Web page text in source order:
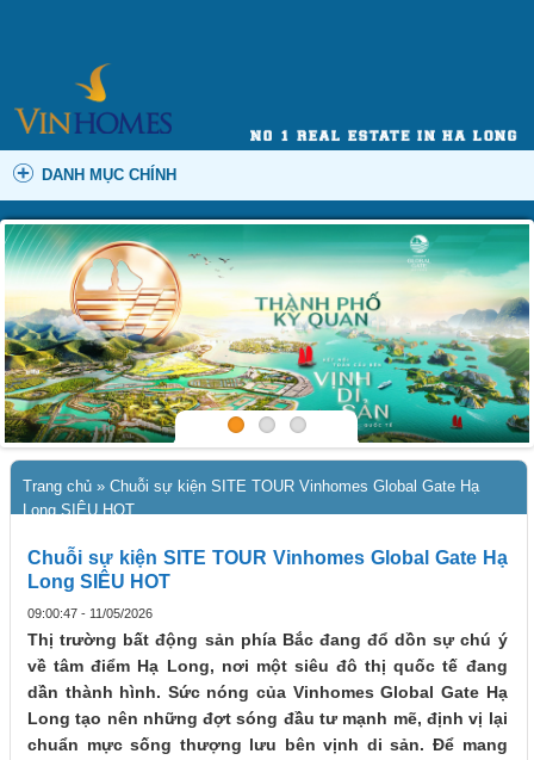
DANH MỤC CHÍNH
Trang chủ » Chuỗi sự kiện SITE TOUR Vinhomes Global Gate Hạ
Long SIÊU HOT
Chuỗi sự kiện SITE TOUR Vinhomes Global Gate Hạ
Long SIÊU HOT
09:00:47 - 11/05/2026
Thị trường bất động sản phía Bắc đang đổ dồn sự chú ý
về tâm điểm Hạ Long, nơi một siêu đô thị quốc tế đang
dần thành hình. Sức nóng của Vinhomes Global Gate Hạ
Long tạo nên những đợt sóng đầu tư mạnh mẽ, định vị lại
chuẩn mực sống thượng lưu bên vịnh di sản. Để mang